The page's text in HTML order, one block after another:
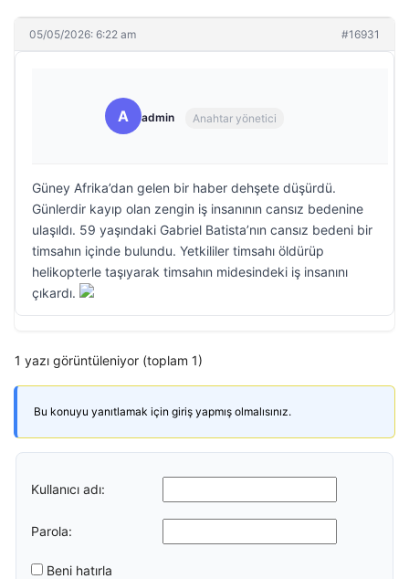
05/05/2026: 6:22 am #16931
A admin Anahtar yönetici
Güney Afrika’dan gelen bir haber dehşete düşürdü.
Günlerdir kayıp olan zengin iş insanının cansız bedenine
ulaşıldı. 59 yaşındaki Gabriel Batista’nın cansız bedeni bir
timsahın içinde bulundu. Yetkililer timsahı öldürüp
helikopterle taşıyarak timsahın midesindeki iş insanını
çıkardı.
1 yazı görüntüleniyor (toplam 1)
Bu konuyu yanıtlamak için giriş yapmış olmalısınız.
Kullanıcı adı:
Parola:
Beni hatırla